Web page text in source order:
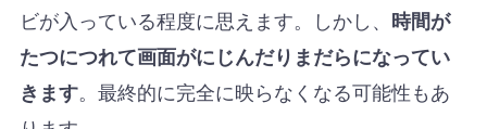
ビが入っている程度に思えます。しかし、 時間が
たつにつれて画面がにじんだりまだらになってい
きます。最終的に完全に映らなくなる可能性もあ